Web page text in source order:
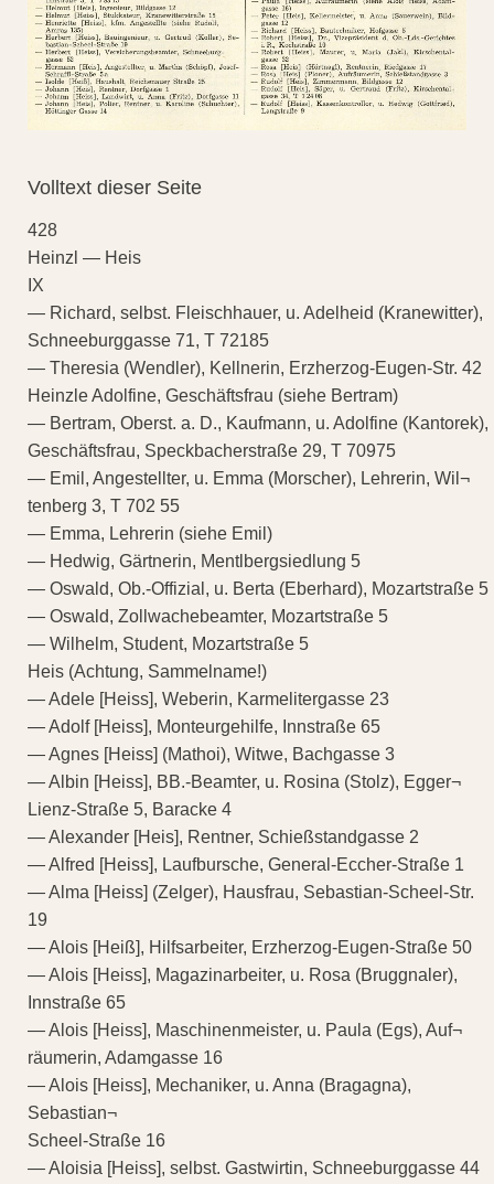
Volltext dieser Seite
428
Heinzl — Heis
IX
— Richard, selbst. Fleischhauer, u. Adelheid (Kranewitter),
Schneeburggasse 71, T 72185
— Theresia (Wendler), Kellnerin, Erzherzog-Eugen-Str. 42
Heinzle Adolfine, Geschäftsfrau (siehe Bertram)
— Bertram, Oberst. a. D., Kaufmann, u. Adolfine (Kantorek),
Geschäftsfrau, Speckbacherstraße 29, T 70975
— Emil, Angestellter, u. Emma (Morscher), Lehrerin, Wil¬
tenberg 3, T 702 55
— Emma, Lehrerin (siehe Emil)
— Hedwig, Gärtnerin, Mentlbergsiedlung 5
— Oswald, Ob.-Offizial, u. Berta (Eberhard), Mozartstraße 5
— Oswald, Zollwachebeamter, Mozartstraße 5
— Wilhelm, Student, Mozartstraße 5
Heis (Achtung, Sammelname!)
— Adele [Heiss], Weberin, Karmelitergasse 23
— Adolf [Heiss], Monteurgehilfe, Innstraße 65
— Agnes [Heiss] (Mathoi), Witwe, Bachgasse 3
— Albin [Heiss], BB.-Beamter, u. Rosina (Stolz), Egger¬
Lienz-Straße 5, Baracke 4
— Alexander [Heis], Rentner, Schießstandgasse 2
— Alfred [Heiss], Laufbursche, General-Eccher-Straße 1
— Alma [Heiss] (Zelger), Hausfrau, Sebastian-Scheel-Str.
19
— Alois [Heiß], Hilfsarbeiter, Erzherzog-Eugen-Straße 50
— Alois [Heiss], Magazinarbeiter, u. Rosa (Bruggnaler),
Innstraße 65
— Alois [Heiss], Maschinenmeister, u. Paula (Egs), Auf¬
räumerin, Adamgasse 16
— Alois [Heiss], Mechaniker, u. Anna (Bragagna),
Sebastian¬
Scheel-Straße 16
— Aloisia [Heiss], selbst. Gastwirtin, Schneeburggasse 44